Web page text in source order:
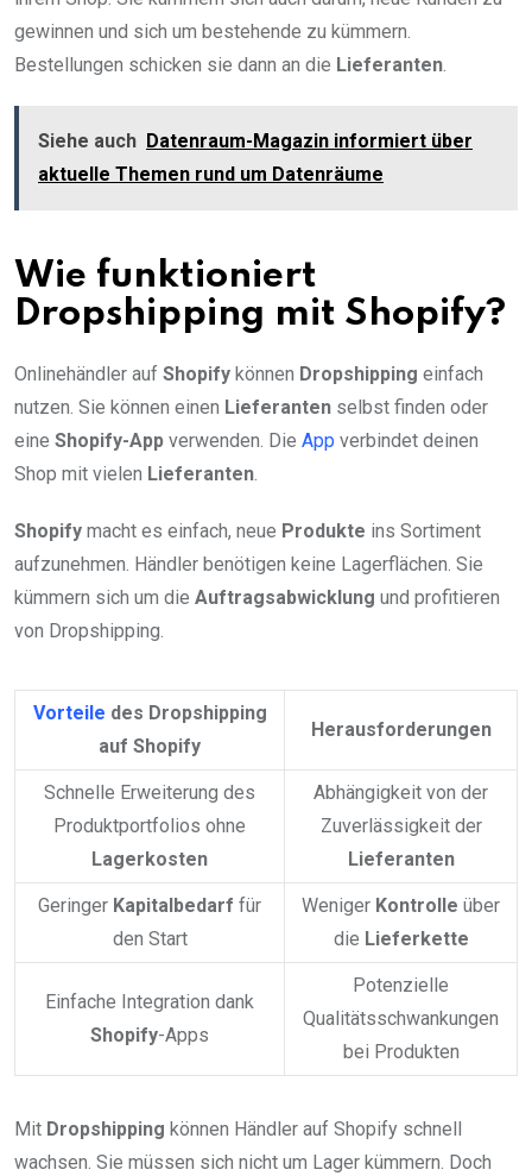
gewinnen und sich um bestehende zu kümmern.
Bestellungen schicken sie dann an die Lieferanten.
Siehe auch Datenraum-Magazin informiert über
aktuelle Themen rund um Datenräume
Wie funktioniert
Dropshipping mit Shopify?
Onlinehändler auf Shopify können Dropshipping einfach
nutzen. Sie können einen Lieferanten selbst finden oder
eine Shopify-App verwenden. Die App verbindet deinen
Shop mit vielen Lieferanten.
Shopify macht es einfach, neue Produkte ins Sortiment
aufzunehmen. Händler benötigen keine Lagerflächen. Sie
kümmern sich um die Auftragsabwicklung und profitieren
von Dropshipping.
Vorteile des Dropshipping
auf Shopify
Herausforderungen
Schnelle Erweiterung des
Produktportfolios ohne
Lagerkosten
Abhängigkeit von der
Zuverlässigkeit der
Lieferanten
Geringer Kapitalbedarf für
den Start
Weniger Kontrolle über
die Lieferkette
Einfache Integration dank
Shopify-Apps
Potenzielle
Qualitätsschwankungen
bei Produkten
Mit Dropshipping können Händler auf Shopify schnell
wachsen. Sie müssen sich nicht um Lager kümmern. Doch